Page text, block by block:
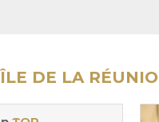
DE LA